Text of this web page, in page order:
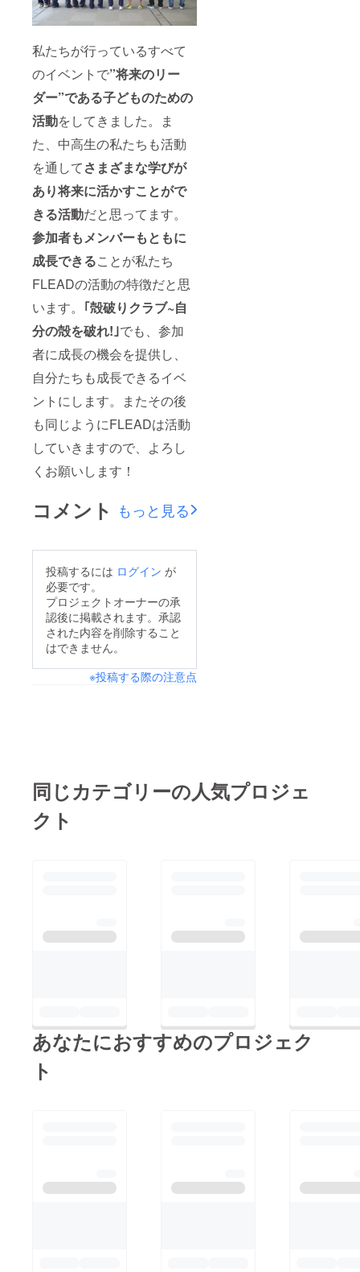
私たちが行っているすべて
のイベントで”将来のリー
ダー”である子どものための
活動をしてきました。ま
た、中高生の私たちも活動
を通してさまざまな学びが
あり将来に活かすことがで
きる活動だと思ってます。
参加者もメンバーもともに
成長できることが私たち
FLEADの活動の特徴だと思
います。 ｢殻破りクラブ~自
分の殻を破れ!｣でも、参加
者に成長の機会を提供し、
自分たちも成長できるイベ
ントにします。またその後
も同じようにFLEADは活動
していきますので、よろし
くお願いします！
コメント もっと見る
投稿するには ログイン が
必要です。
プロジェクトオーナーの承
認後に掲載されます。承認
された内容を削除すること
はできません。
※投稿する際の注意点
同じカテゴリーの人気プロジェ
クト
あなたにおすすめのプロジェク
ト